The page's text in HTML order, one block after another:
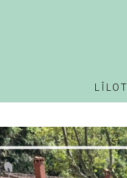
LÎLOT